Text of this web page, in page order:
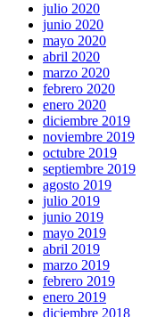
julio 2020
junio 2020
mayo 2020
abril 2020
marzo 2020
febrero 2020
enero 2020
diciembre 2019
noviembre 2019
octubre 2019
septiembre 2019
agosto 2019
julio 2019
junio 2019
mayo 2019
abril 2019
marzo 2019
febrero 2019
enero 2019
diciembre 2018